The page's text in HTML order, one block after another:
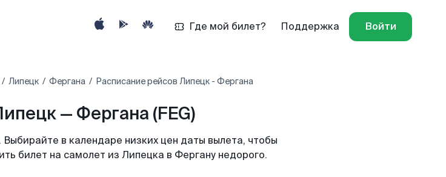
Где мой билет? Поддержка Войти
Липецк Фергана Расписание рейсов Липецк - Фергана
— Фергана (FEG)
в календаре низких цен даты вылета, чтобы
билет на самолет из Липецка в Фергану недорого.